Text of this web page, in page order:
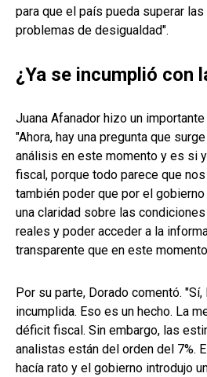
para que el país pueda superar
problemas de desigualdad".
¿Ya se incumplió con
Juana Afanador hizo un
"Ahora, hay una pregunta que
análisis en este momento y es si
fiscal, porque todo parece que
también poder que por el
una claridad sobre las
reales y poder acceder a la
transparente que en este
Por su parte, Dorado comentó.
incumplida. Eso es un hecho. La
déficit fiscal. Sin embargo, las
analistas están del orden del 7%.
hacía rato y el gobierno introdujo